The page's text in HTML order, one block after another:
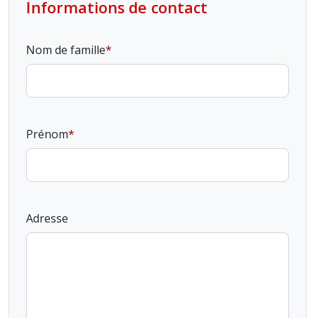
Informations de contact
Nom de famille
Prénom
Adresse